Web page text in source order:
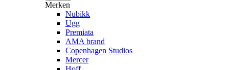
Merken
Nubikk
Ugg
Premiata
AMA brand
Copenhagen Studios
Mercer